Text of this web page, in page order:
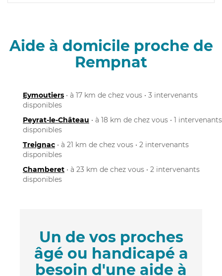
Aide à domicile proche de
Rempnat
Eymoutiers • à 17 km de chez vous • 3 intervenants
disponibles
Peyrat-le-Château • à 18 km de chez vous • 1 intervenants
disponibles
Treignac • à 21 km de chez vous • 2 intervenants
disponibles
Chamberet • à 23 km de chez vous • 2 intervenants
disponibles
Un de vos proches
âgé ou handicapé a
besoin d'une aide à